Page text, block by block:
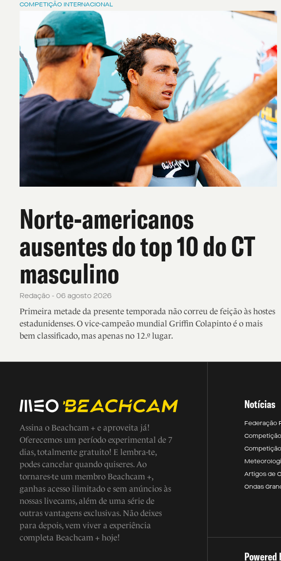
COMPETIÇÃO INTERNACIONAL
Norte-americanos
ausentes do top 10 do CT
masculino
Redação - 06 agosto 2026
Primeira metade da presente temporada não correu de feição às hostes
estadunidenses. O vice-campeão mundial Griffin Colapinto é o mais
bem classificado, mas apenas no 12.º lugar.
Assina o Beachcam + e aproveita já!
Oferecemos um período experimental de 7
dias, totalmente gratuito! E lembra-te,
podes cancelar quando quiseres. Ao
tornares-te um membro Beachcam +,
ganhas acesso ilimitado e sem anúncios às
nossas livecams, além de uma série de
outras vantagens exclusivas. Não deixes
para depois, vem viver a experiência
completa Beachcam + hoje!
Notícias
Federação
Artigos de
Ondas
Powered